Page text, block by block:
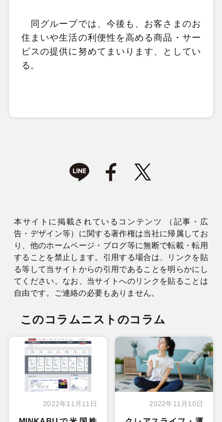
同グループでは、今後も、お客さまのお
住まいや生活の利便性を高める商品・サー
ビスの提供に努めてまいります、としてい
る。
本サイトに掲載されているコンテンツ （記事・広
告・デザイン等）に関する著作権は当社に帰属してお
り、他のホームページ・ブログ等に無断で転載・転用
することを禁止します。引用する場合は、リンクを貼
る等して当サイトからの引用であることを明らかにし
てください。なお、当サイトへのリンクを貼ることは
自由です。ご連絡の必要もありません。
このコラムニストのコラム
2022年11月11日 2022年11月10日